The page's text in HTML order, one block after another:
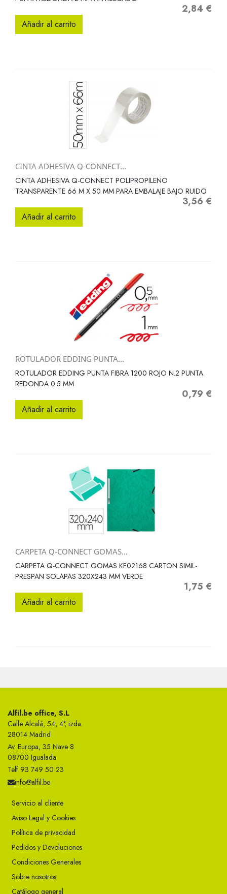
Precio
2,84 €
Añadir al carrito
CINTA ADHESIVA Q-CONNECT...
CINTA ADHESIVA Q-CONNECT POLIPROPILENO
TRANSPARENTE 66 M X 50 MM PARA EMBALAJE BAJO RUIDO
Precio
3,56 €
Añadir al carrito
ROTULADOR EDDING PUNTA...
ROTULADOR EDDING PUNTA FIBRA 1200 ROJO N.2 PUNTA
REDONDA 0.5 MM
Precio
0,79 €
Añadir al carrito
CARPETA Q-CONNECT GOMAS...
CARPETA Q-CONNECT GOMAS KF02168 CARTON SIMIL-
PRESPAN SOLAPAS 320X243 MM VERDE
Precio
1,75 €
Añadir al carrito
Alfil.be office, S.L
Calle Alcalá, 54, 4°, izda.
28014 Madrid
Av. Europa, 35 Nave 8
08700 Igualada
Telf 93 749 50 23
info@alfil.be
Servicio al cliente
Aviso Legal y Cookies
Política de privacidad
Pedidos y Devoluciones
Condiciones Generales
Sobre nosotros
Catálogo general